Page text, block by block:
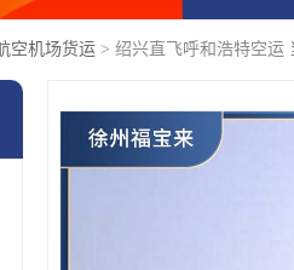
空机场货运 > 绍兴直飞呼和浩特空运